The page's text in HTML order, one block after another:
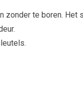
zonder te boren. Het